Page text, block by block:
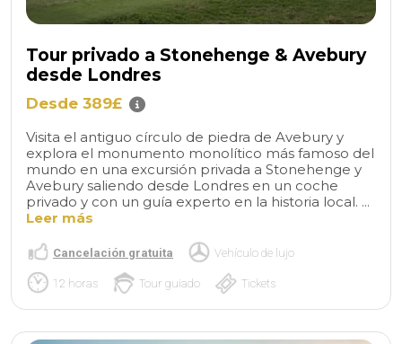
Tour privado a Stonehenge & Avebury
desde Londres
Desde 389£
Visita el antiguo círculo de piedra de Avebury y
explora el monumento monolítico más famoso del
mundo en una excursión privada a Stonehenge y
Avebury saliendo desde Londres en un coche
privado y con un guía experto en la historia local. ...
Leer más
Cancelación gratuita Vehículo de lujo
12 horas Tour guiado Tickets